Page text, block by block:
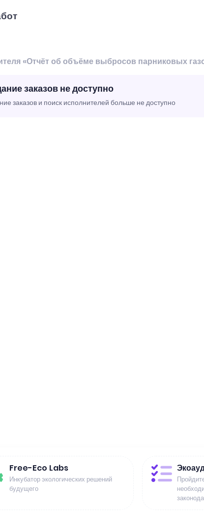
«Отчёт об объёме выбросов парниковых
заказов не доступно
заказов и поиск исполнителей больше не доступно
Free-Eco Labs
Инкубатор экологических решений
будущего